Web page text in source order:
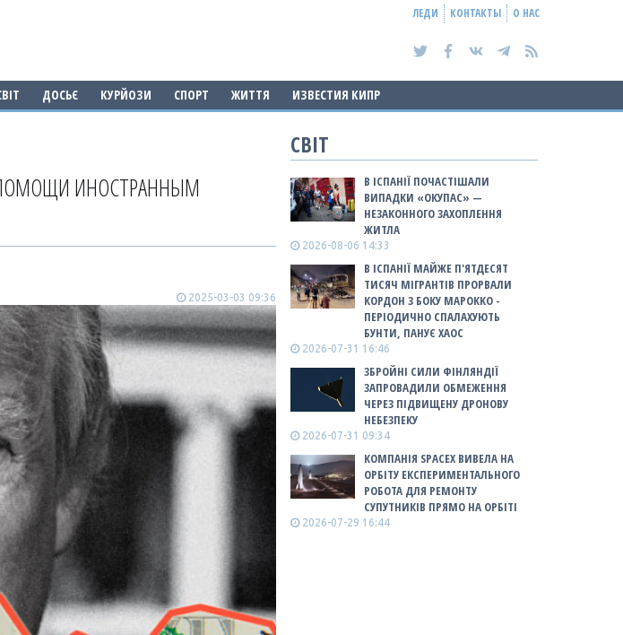
ЛЕДИ КОНТАКТЫ О НАС
ДОСЬЄ КУРЙОЗИ СПОРТ ЖИТТЯ ИЗВЕСТИЯ КИПР
ПОМОЩИ ИНОСТРАННЫМ
2025-03-03 09:36
СВІТ
В ІСПАНІЇ ПОЧАСТІШАЛИ
ВИПАДКИ «ОКУПАС» —
НЕЗАКОННОГО ЗАХОПЛЕННЯ
ЖИТЛА
2026-08-06 14:33
В ІСПАНІЇ МАЙЖЕ П'ЯТДЕСЯТ
ТИСЯЧ МІГРАНТІВ ПРОРВАЛИ
КОРДОН З БОКУ МАРОККО -
ПЕРІОДИЧНО СПАЛАХУЮТЬ
БУНТИ, ПАНУЄ ХАОС
2026-07-31 16:46
ЗБРОЙНІ СИЛИ ФІНЛЯНДІЇ
ЗАПРОВАДИЛИ ОБМЕЖЕННЯ
ЧЕРЕЗ ПІДВИЩЕНУ ДРОНОВУ
НЕБЕЗПЕКУ
2026-07-31 09:34
КОМПАНІЯ SPACEX ВИВЕЛА НА
ОРБІТУ ЕКСПЕРИМЕНТАЛЬНОГО
РОБОТА ДЛЯ РЕМОНТУ
СУПУТНИКІВ ПРЯМО НА ОРБІТІ
2026-07-29 16:44